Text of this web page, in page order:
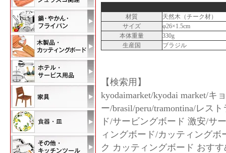
材質
天然木（チーク材）
サイズ
φ26×1.5cm
本体重量
330g
生産国
ブラジル
【検索用】
kyodaimarket/kyodai market/
ー/brasil/peru/tramontina/レス
ド/サービングボード 激安/サ
ィングボード/カッティング
ク カッティングボード おす